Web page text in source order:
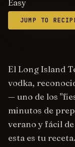
Easy
JUMP TO
El Long Island
vodka,
— uno de los
minutos de
verano y fácil
esta es tu receta.